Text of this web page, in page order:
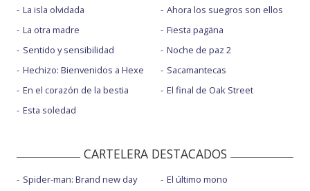
La isla olvidada
La otra madre
Sentido y sensibilidad
Hechizo: Bienvenidos a Hexe
En el corazón de la bestia
Esta soledad
Ahora los suegros son ellos
Fiesta pagäna
Noche de paz 2
Sacamantecas
El final de Oak Street
CARTELERA DESTACADOS
Spider-man: Brand new day
El último mono